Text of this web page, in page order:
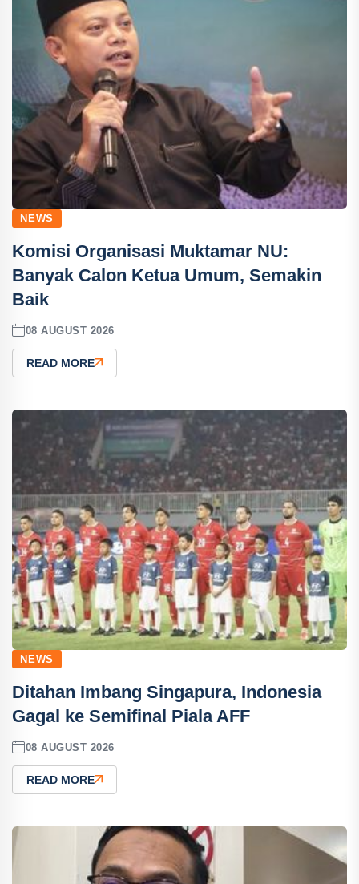
NEWS
Komisi Organisasi Muktamar NU:
Banyak Calon Ketua Umum, Semakin
Baik
08 AUGUST 2026
READ MORE
NEWS
Ditahan Imbang Singapura, Indonesia
Gagal ke Semifinal Piala AFF
08 AUGUST 2026
READ MORE